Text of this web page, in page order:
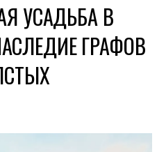
УСАДЬБА В
ГРАФОВ